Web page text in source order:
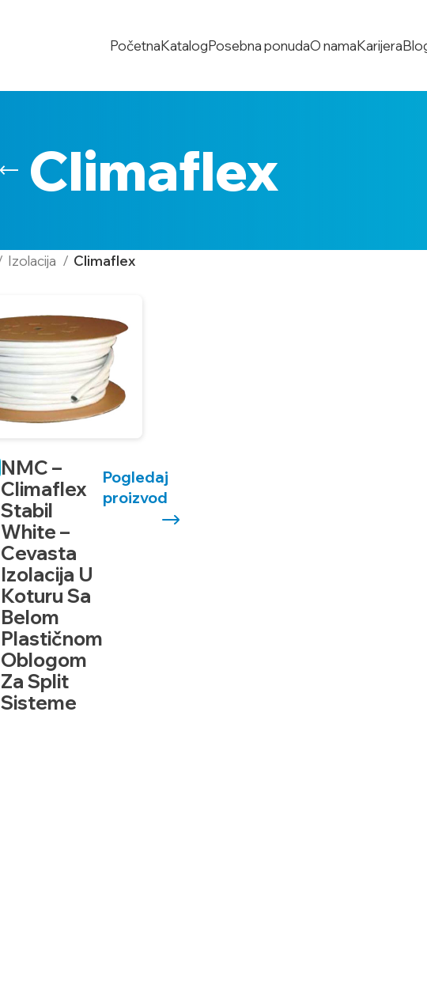
PočetnaKatalogPosebna ponudaO namaKarijera
Climaflex
Izolacija Climaflex
NMC –
Climaflex
Stabil
White –
Cevasta
Izolacija U
Koturu Sa
Belom
Plastičnom
Oblogom
Za Split
Sisteme
Pogledaj
proizvod